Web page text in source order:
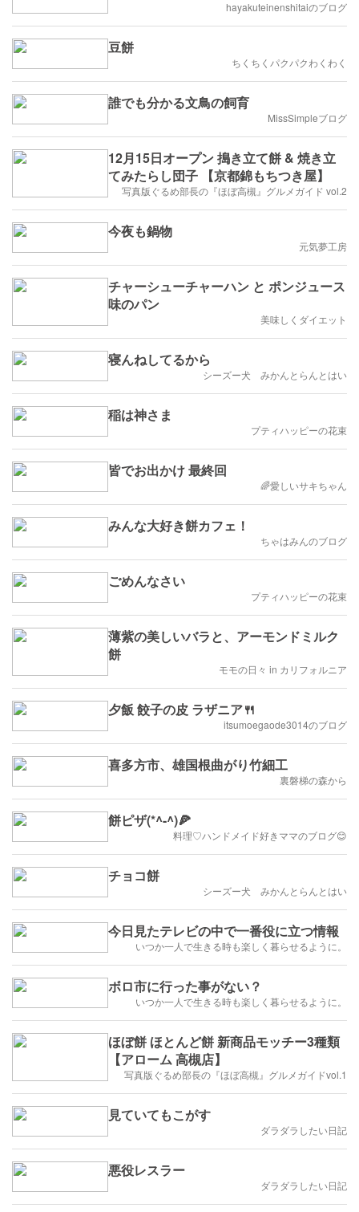
hayakuteinenshitaiのブログ
豆餅
ちくちくパクパクわくわく
誰でも分かる文鳥の飼育
MissSimpleブログ
12月15日オープン 搗き立て餅 & 焼き立
てみたらし団子 【京都錦もちつき屋】
写真版ぐるめ部長の『ほぼ高槻』グルメガイド vol.2
今夜も鍋物
元気夢工房
チャーシューチャーハン と ポンジュース
味のパン
美味しくダイエット
寝んねしてるから
シーズー犬 みかんとらんとはい
稲は神さま
プティハッピーの花束
皆でお出かけ 最終回
🌈愛しいサキちゃん
みんな大好き餅カフェ！
ちゃはみんのブログ
ごめんなさい
プティハッピーの花束
薄紫の美しいバラと、アーモンドミルク
餅
モモの日々 in カリフォルニア
夕飯 餃子の皮 ラザニア🍴
itsumoegaode3014のブログ
喜多方市、雄国根曲がり竹細工
裏磐梯の森から
餅ピザ(*^-^)🍕
料理♡ハンドメイド好きママのブログ😊
チョコ餅
シーズー犬 みかんとらんとはい
今日見たテレビの中で一番役に立つ情報
いつか一人で生きる時も楽しく暮らせるように。
ボロ市に行った事がない？
いつか一人で生きる時も楽しく暮らせるように。
ほぼ餅 ほとんど餅 新商品モッチー3種類
【アローム 高槻店】
写真版ぐるめ部長の『ほぼ高槻』グルメガイドvol.1
見ていてもこがす
ダラダラしたい日記
悪役レスラー
ダラダラしたい日記